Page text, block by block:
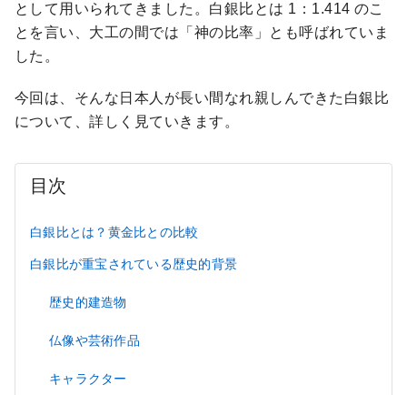
として用いられてきました。白銀比とは 1：1.414 のこ
とを言い、大工の間では「神の比率」とも呼ばれていま
した。
今回は、そんな日本人が長い間なれ親しんできた白銀比
について、詳しく見ていきます。
目次
白銀比とは？黄金比との比較
白銀比が重宝されている歴史的背景
歴史的建造物
仏像や芸術作品
キャラクター